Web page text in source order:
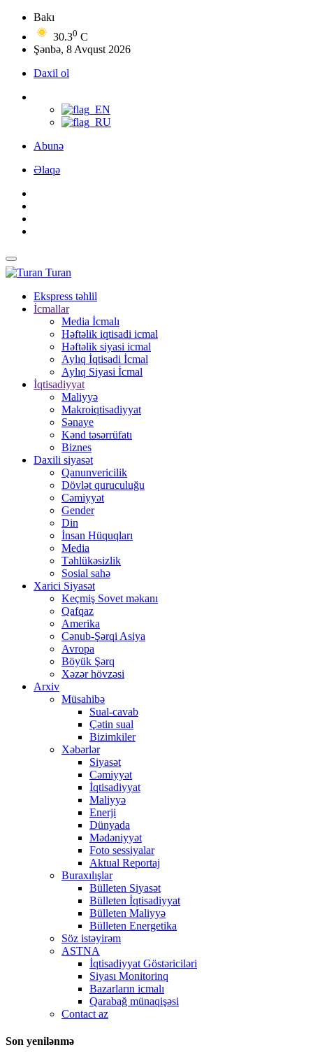
Bakı
30.30 C
Şənbə, 8 Avqust 2026
Daxil ol
Abunə
Əlaqə
Turan
Ekspress təhlil
İcmallar
Media İcmalı
Həftəlik iqtisadi icmal
Həftəlik siyasi icmal
Aylıq İqtisadi İcmal
Aylıq Siyasi İcmal
İqtisadiyyat
Maliyyə
Makroiqtisadiyyat
Sənaye
Kənd təsərrüfatı
Biznes
Daxili siyasət
Qanunvericilik
Dövlət quruculuğu
Cəmiyyət
Gender
Din
İnsan Hüquqları
Media
Təhlükəsizlik
Sosial sahə
Xarici Siyasət
Keçmiş Sovet məkanı
Qafqaz
Amerika
Cənub-Şərqi Asiya
Avropa
Böyük Şərq
Xəzər hövzəsi
Arxiv
Müsahibə
Sual-cavab
Çətin sual
Bizimkiler
Xəbərlər
Siyasət
Cəmiyyət
İqtisadiyyat
Maliyyə
Enerji
Dünyada
Mədəniyyət
Foto sessiyalar
Aktual Reportaj
Buraxılışlar
Bülleten Siyasət
Bülleten İqtisadiyyat
Bülleten Maliyyə
Bülleten Energetika
Söz istəyirəm
ASTNA
İqtisadiyyat Göstəriciləri
Siyası Monitorinq
Bazarların icmalı
Qarabağ münaqişəsi
Contact az
Son yenilənmə